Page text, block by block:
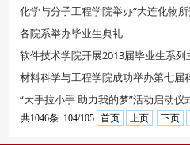
各院系举办毕业生典礼
共1046条 104/105 首页 上页 下页